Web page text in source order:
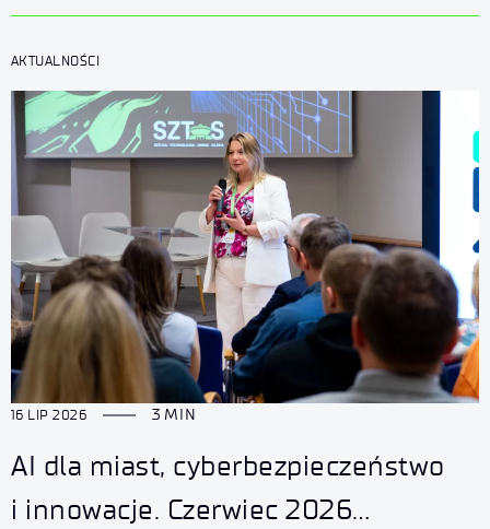
AKTUALNOŚCI
16 LIP 2026 3 MIN
AI dla miast, cyberbezpieczeństwo
i innowacje. Czerwiec 2026